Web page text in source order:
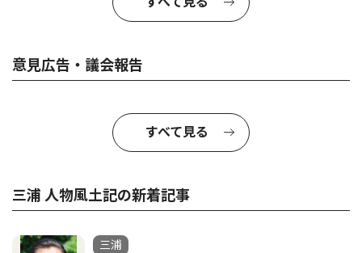
意見広告・議会報告
すべて見る
三浦 人物風土記の新着記事
三浦